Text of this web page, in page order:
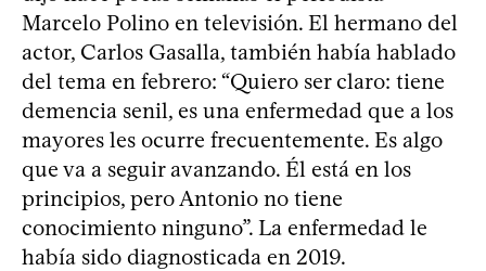
Marcelo Polino en televisión. El hermano del
actor, Carlos Gasalla, también había hablado
del tema en febrero: “Quiero ser claro: tiene
demencia senil, es una enfermedad que a los
mayores les ocurre frecuentemente. Es algo
que va a seguir avanzando. Él está en los
principios, pero Antonio no tiene
conocimiento ninguno”. La enfermedad le
había sido diagnosticada en 2019.